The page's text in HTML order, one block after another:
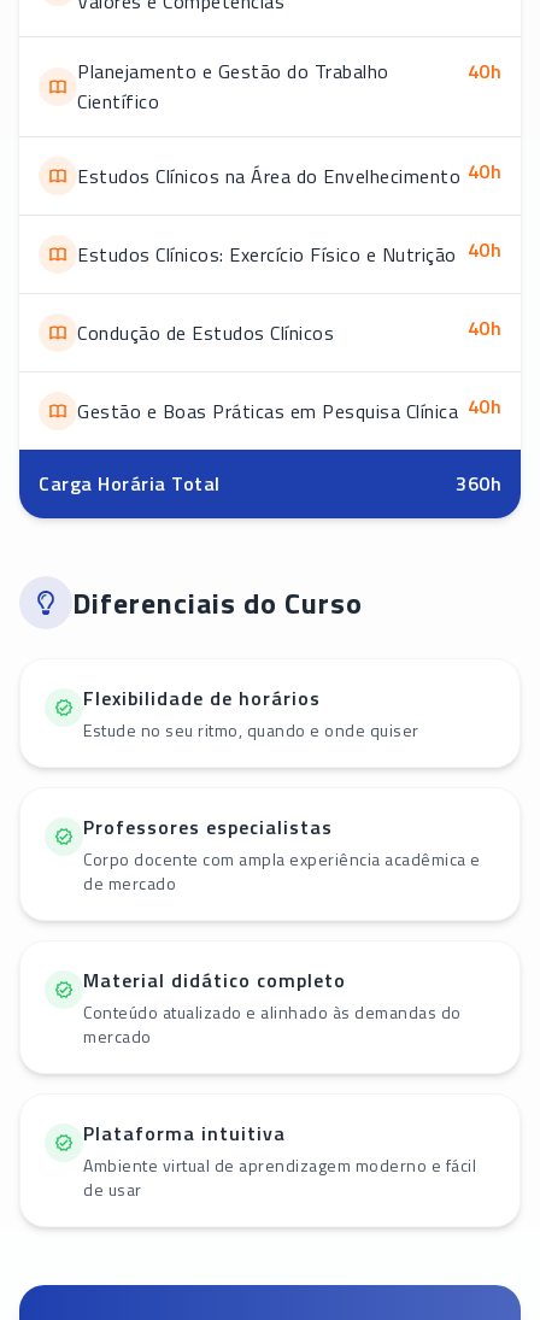
Planejamento e Gestão do Trabalho
Científico
40h
Estudos Clínicos na Área do Envelhecimento 40h
Estudos Clínicos: Exercício Físico e Nutrição 40h
Condução de Estudos Clínicos 40h
Gestão e Boas Práticas em Pesquisa Clínica 40h
Carga Horária Total 360h
Diferenciais do Curso
Flexibilidade de horários
Estude no seu ritmo, quando e onde quiser
Professores especialistas
Corpo docente com ampla experiência acadêmica e
de mercado
Material didático completo
Conteúdo atualizado e alinhado às demandas do
mercado
Plataforma intuitiva
Ambiente virtual de aprendizagem moderno e fácil
de usar